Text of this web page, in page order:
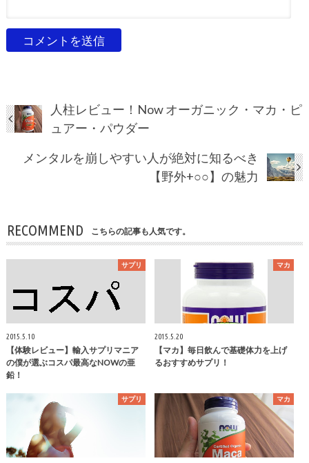
人柱レビュー！Now オーガニック・マカ・ピ
ュアー・パウダー
メンタルを崩しやすい人が絶対に知るべき
【野外+○○】の魅力
RECOMMEND こちらの記事も人気です。
サプリ
2015.5.10
【体験レビュー】輸入サプリマニア
の僕が選ぶコスパ最高なNOWの亜
鉛！
マカ
2015.5.20
【マカ】毎日飲んで基礎体力を上げ
るおすすめサプリ！
サプリ マカ